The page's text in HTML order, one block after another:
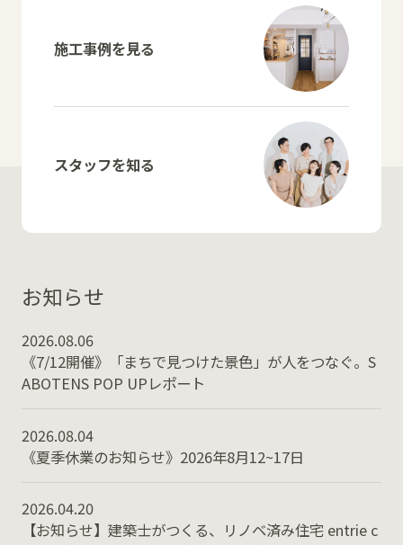
施工事例を見る
スタッフを知る
お知らせ
2026.08.06
《7/12開催》「まちで見つけた景色」が人をつなぐ。S
ABOTENS POP UPレポート
2026.08.04
《夏季休業のお知らせ》2026年8月12~17日
2026.04.20
【お知らせ】建築士がつくる、リノベ済み住宅 entrie c